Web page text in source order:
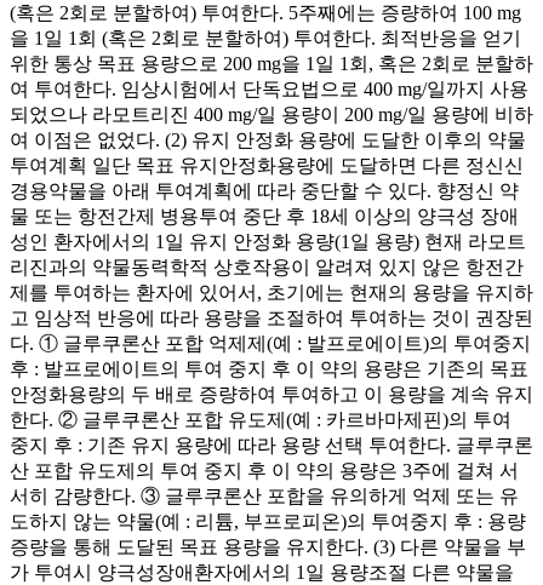
(혹은 2회로 분할하여) 투여한다. 5주째에는 증량하여 100 mg
을 1일 1회 (혹은 2회로 분할하여) 투여한다. 최적반응을 얻기
위한 통상 목표 용량으로 200 mg을 1일 1회, 혹은 2회로 분할하
여 투여한다. 임상시험에서 단독요법으로 400 mg/일까지 사용
되었으나 라모트리진 400 mg/일 용량이 200 mg/일 용량에 비하
여 이점은 없었다. (2) 유지 안정화 용량에 도달한 이후의 약물
투여계획 일단 목표 유지안정화용량에 도달하면 다른 정신신
경용약물을 아래 투여계획에 따라 중단할 수 있다. 향정신 약
물 또는 항전간제 병용투여 중단 후 18세 이상의 양극성 장애
성인 환자에서의 1일 유지 안정화 용량(1일 용량) 현재 라모트
리진과의 약물동력학적 상호작용이 알려져 있지 않은 항전간
제를 투여하는 환자에 있어서, 초기에는 현재의 용량을 유지하
고 임상적 반응에 따라 용량을 조절하여 투여하는 것이 권장된
다. ① 글루쿠론산 포합 억제제(예 : 발프로에이트)의 투여중지
후 : 발프로에이트의 투여 중지 후 이 약의 용량은 기존의 목표
안정화용량의 두 배로 증량하여 투여하고 이 용량을 계속 유지
한다. ② 글루쿠론산 포합 유도제(예 : 카르바마제핀)의 투여
중지 후 : 기존 유지 용량에 따라 용량 선택 투여한다. 글루쿠론
산 포합 유도제의 투여 중지 후 이 약의 용량은 3주에 걸쳐 서
서히 감량한다. ③ 글루쿠론산 포합을 유의하게 억제 또는 유
도하지 않는 약물(예 : 리튬, 부프로피온)의 투여중지 후 : 용량
증량을 통해 도달된 목표 용량을 유지한다. (3) 다른 약물을 부
가 투여시 양극성장애환자에서의 1일 용량조절 다른 약물을